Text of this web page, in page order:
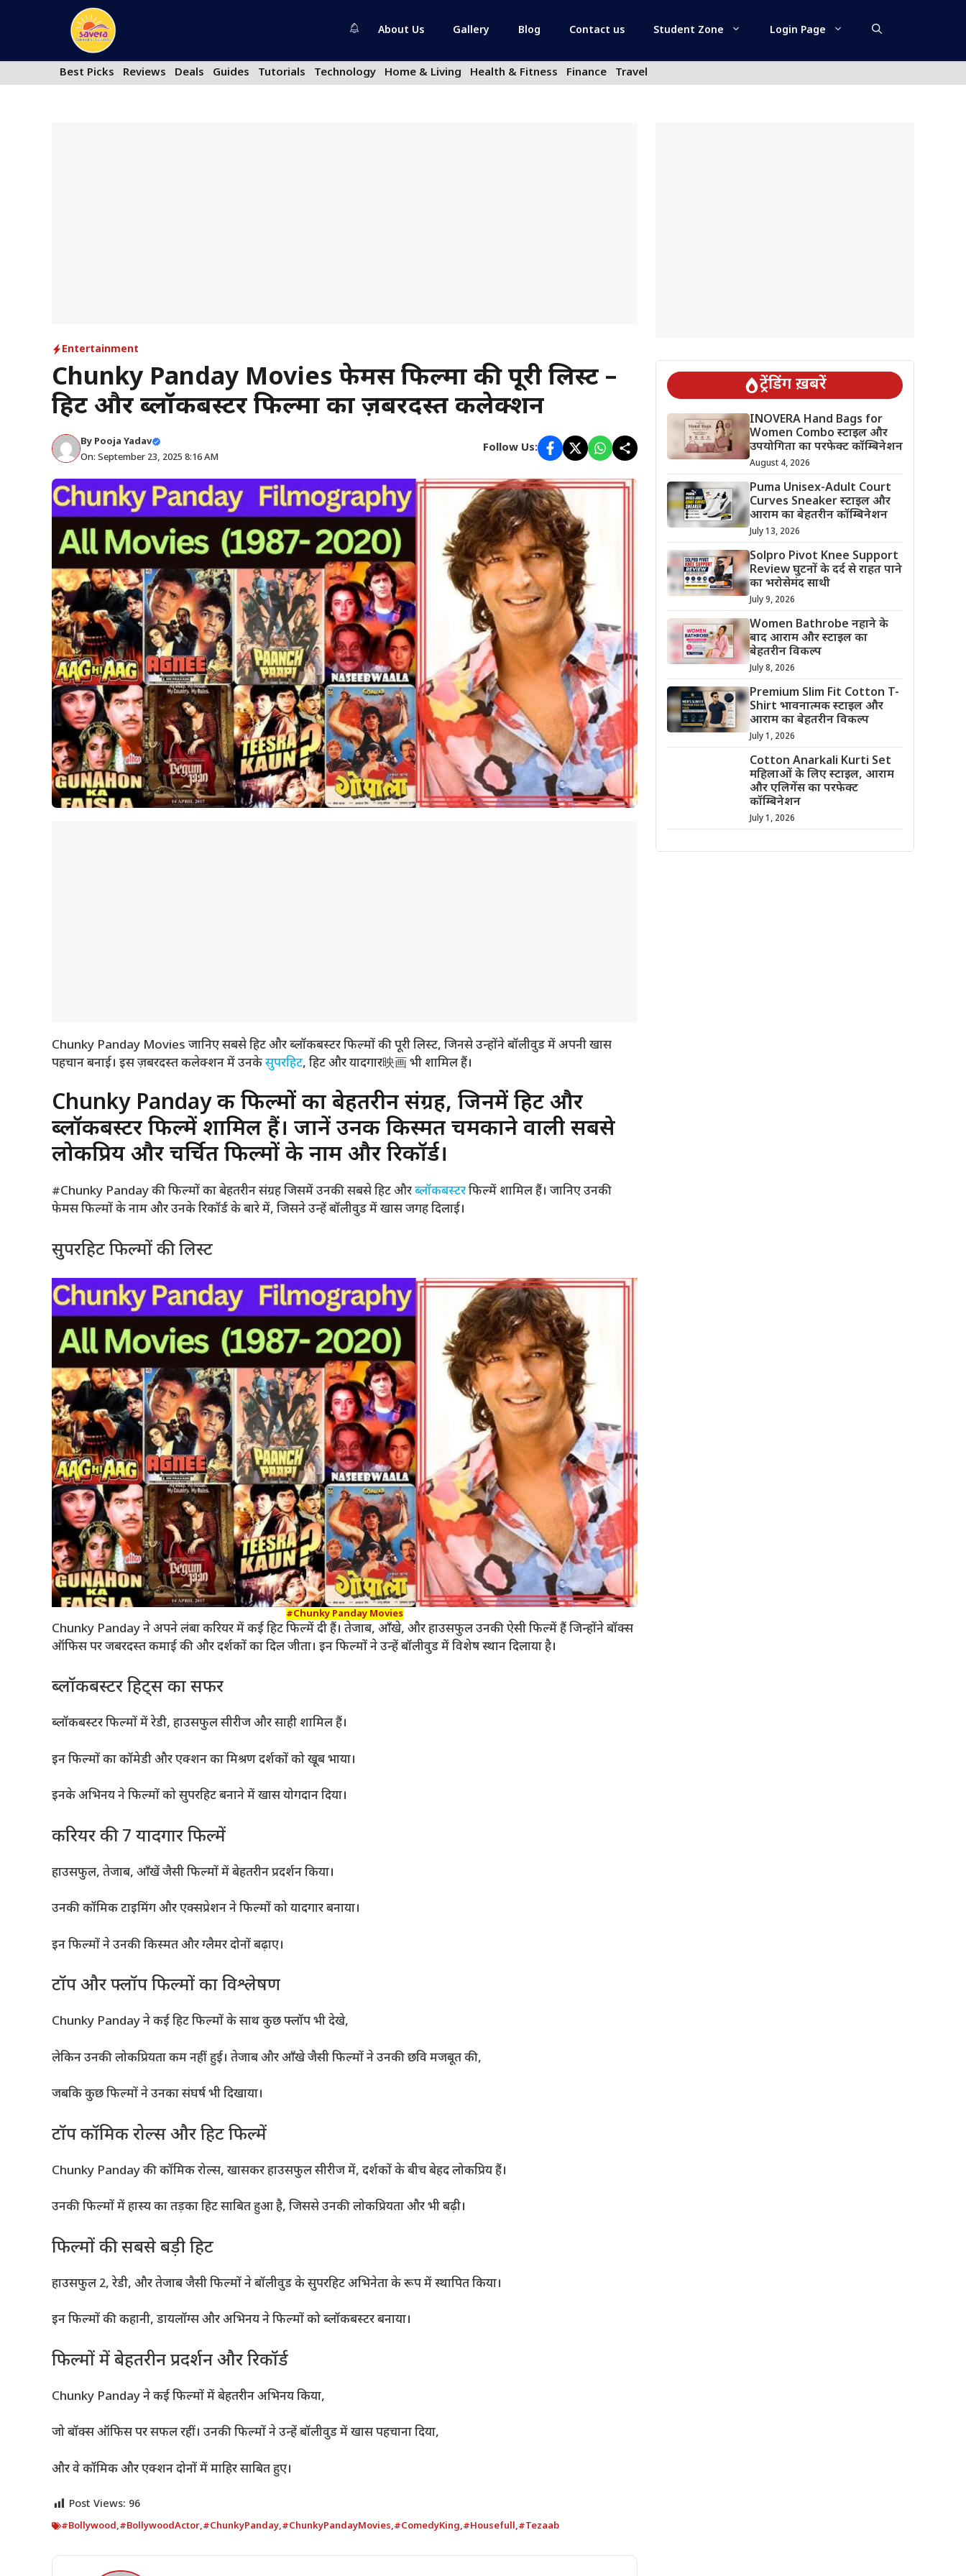
About Us Gallery Blog Contact us Student Zone Login Page
Best Picks Reviews Deals Guides Tutorials Technology Home & Living Health & Fitness Finance Travel
Entertainment
Chunky Panday Movies फेमस फिल्मों की पूरी लिस्ट –
हिट और ब्लॉकबस्टर फिल्मों का ज़बरदस्त कलेक्शन
By Pooja Yadav
On: September 23, 2025 8:16 AM
Follow Us:
Chunky Panday Movies जानिए सबसे हिट और ब्लॉकबस्टर फिल्मों की पूरी लिस्ट, जिनसे उन्होंने बॉलीवुड में अपनी खास
पहचान बनाई। इस ज़बरदस्त कलेक्शन में उनकेसुपरहिट, हिट और यादगार映画 भी शामिल हैं।
Chunky Panday की फिल्मों का बेहतरीन संग्रह, जिनमें हिट और
ब्लॉकबस्टर फिल्में शामिल हैं। जानें उनकी किस्मत चमकाने वाली सबसे
लोकप्रिय और चर्चित फिल्मों के नाम और रिकॉर्ड।
#Chunky Panday की फिल्मों का बेहतरीन संग्रह जिसमें उनकी सबसे हिट औरब्लॉकबस्टरफिल्में शामिल हैं। जानिए उनकी
फेमस फिल्मों के नाम और उनके रिकॉर्ड के बारे में, जिसने उन्हें बॉलीवुड में खास जगह दिलाई।
सुपरहिट फिल्मों की लिस्ट
#Chunky Panday Movies
Chunky Panday ने अपने लंबा करियर में कई हिट फिल्में दी हैं। तेजाब, आँखे, और हाउसफुल उनकी ऐसी फिल्में हैं जिन्होंने बॉक्स
ऑफिस पर जबरदस्त कमाई की और दर्शकों का दिल जीता। इन फिल्मों ने उन्हें बॉलीवुड में विशेष स्थान दिलाया है।
ब्लॉकबस्टर हिट्स का सफर
ब्लॉकबस्टर फिल्मों में रेडी, हाउसफुल सीरीज और साही शामिल हैं।
इन फिल्मों का कॉमेडी और एक्शन का मिश्रण दर्शकों को खूब भाया।
इनके अभिनय ने फिल्मों को सुपरहिट बनाने में खास योगदान दिया।
करियर की 7 यादगार फिल्में
हाउसफुल, तेजाब, आँखें जैसी फिल्मों में बेहतरीन प्रदर्शन किया।
उनकी कॉमिक टाइमिंग और एक्सप्रेशन ने फिल्मों को यादगार बनाया।
इन फिल्मों ने उनकी किस्मत और ग्लैमर दोनों बढ़ाए।
टॉप और फ्लॉप फिल्मों का विश्लेषण
Chunky Panday ने कई हिट फिल्मों के साथ कुछ फ्लॉप भी देखे,
लेकिन उनकी लोकप्रियता कम नहीं हुई। तेजाब और आँखे जैसी फिल्मों ने उनकी छवि मजबूत की,
जबकि कुछ फिल्मों ने उनका संघर्ष भी दिखाया।
टॉप कॉमिक रोल्स और हिट फिल्में
Chunky Panday की कॉमिक रोल्स, खासकर हाउसफुल सीरीज में, दर्शकों के बीच बेहद लोकप्रिय हैं।
उनकी फिल्मों में हास्य का तड़का हिट साबित हुआ है, जिससे उनकी लोकप्रियता और भी बढ़ी।
फिल्मों की सबसे बड़ी हिट
हाउसफुल 2, रेडी, और तेजाब जैसी फिल्मों ने बॉलीवुड के सुपरहिट अभिनेता के रूप में स्थापित किया।
इन फिल्मों की कहानी, डायलॉग्स और अभिनय ने फिल्मों को ब्लॉकबस्टर बनाया।
फिल्मों में बेहतरीन प्रदर्शन और रिकॉर्ड
Chunky Panday ने कई फिल्मों में बेहतरीन अभिनय किया,
जो बॉक्स ऑफिस पर सफल रहीं। उनकी फिल्मों ने उन्हें बॉलीवुड में खास पहचाना दिया,
और वे कॉमिक और एक्शन दोनों में माहिर साबित हुए।
Post Views: 96
#Bollywood,#BollywoodActor,#ChunkyPanday,#ChunkyPandayMovies,#ComedyKing,#Housefull,#Tezaab
ट्रेंडिंग ख़बरें
INOVERA Hand Bags for
Women Combo स्टाइल और
उपयोगिता का परफेक्ट कॉम्बिनेशन
August 4, 2026
Puma Unisex-Adult Court
Curves Sneaker स्टाइल और
आराम का बेहतरीन कॉम्बिनेशन
July 13, 2026
Solpro Pivot Knee Support
Review घुटनों के दर्द से राहत पाने
का भरोसेमंद साथी
July 9, 2026
Women Bathrobe नहाने के
बाद आराम और स्टाइल का
बेहतरीन विकल्प
July 8, 2026
Premium Slim Fit Cotton T-
Shirt भावनात्मक स्टाइल और
आराम का बेहतरीन विकल्प
July 1, 2026
Cotton Anarkali Kurti Set
महिलाओं के लिए स्टाइल, आराम
और एलिगेंस का परफेक्ट
कॉम्बिनेशन
July 1, 2026